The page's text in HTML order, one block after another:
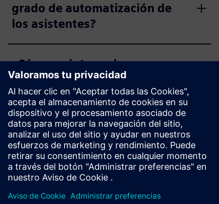
grado de automatización de
los asistentes?
¿Cómo se integra la
plataforma con los sistemas
de TI existentes?
¿Qué canales de comunicación
son compatibles?